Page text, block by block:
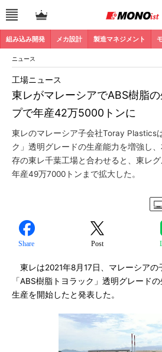
組み込み開発 メカ設計 製造マネジメント
ニュース
東レがマレーシアでABS樹脂
プで年産42万5000トンに
工場ニュース
東レのマレーシア子会社Toray Plastics
ク」透明グレードの生産能力を増強し
存の東レ千葉工場と合わせると、東レ
年産49万7000トンまで拡大した。
Share Post
東レは2021年8月17日、マレーシア
「ABS樹脂トヨラック」透明グレード
生産を開始したと発表した。